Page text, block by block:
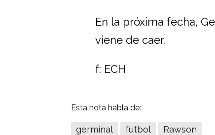
En la próxima fecha,
viene de caer.
f: ECH
Esta nota habla de:
germinal futbol Rawson